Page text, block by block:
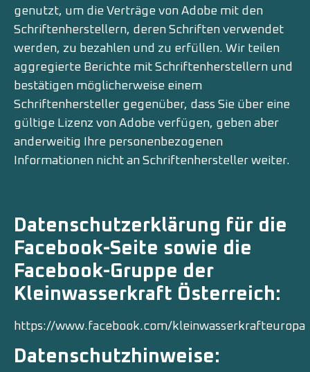
genutzt, um die Verträge von Adobe mit den
Schriftenherstellern, deren Schriften verwendet
werden, zu bezahlen und zu erfüllen. Wir teilen
aggregierte Berichte mit Schriftenherstellern und
bestätigen möglicherweise einem
Schriftenhersteller gegenüber, dass Sie über eine
gültige Lizenz von Adobe verfügen, geben aber
anderweitig Ihre personenbezogenen
Informationen nicht an Schriftenhersteller weiter.
Datenschutzerklärung für die
Facebook-Seite sowie die
Facebook-Gruppe der
Kleinwasserkraft Österreich:
https://www.facebook.com/kleinwasserkrafteuropa
Datenschutzhinweise: